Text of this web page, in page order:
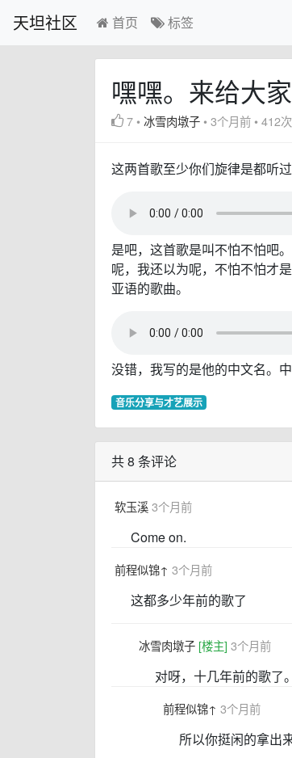
天坦社区 首页 标签
嘿嘿。来给大
7 •冰雪肉墩子 •3个月前 •412
这两首歌至少你们旋律是都听
是吧，这首歌是叫不怕不怕吧
呢，我还以为呢，不怕不怕才
亚语的歌曲。
没错，我写的是他的中文名。
音乐分享与才艺展示
共 8 条评论
软玉溪3个月前
Come on.
前程似锦↑ 3个月前
这都多少年前的歌了
冰雪肉墩子 [楼主] 3个月前
对呀，十几年前的歌了
前程似锦↑ 3个月前
所以你挺闲的拿出